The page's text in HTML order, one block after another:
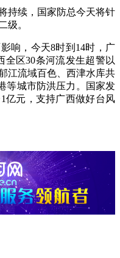
续，国家防总今天将针
级。
，今天8时到14时，广
全区30条河流发生超警以
江流域百色、西津水库共
等城市防洪压力。国家发
亿元，支持广西做好台风